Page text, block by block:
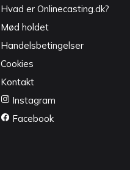
Hvad er Onlinecasting.dk?
Mød holdet
Handelsbetingelser
Cookies
Kontakt
Instagram
Facebook